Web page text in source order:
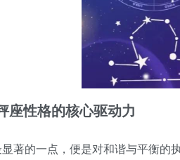
座性格的核心驱动力
显著的一点，便是对和谐与平衡